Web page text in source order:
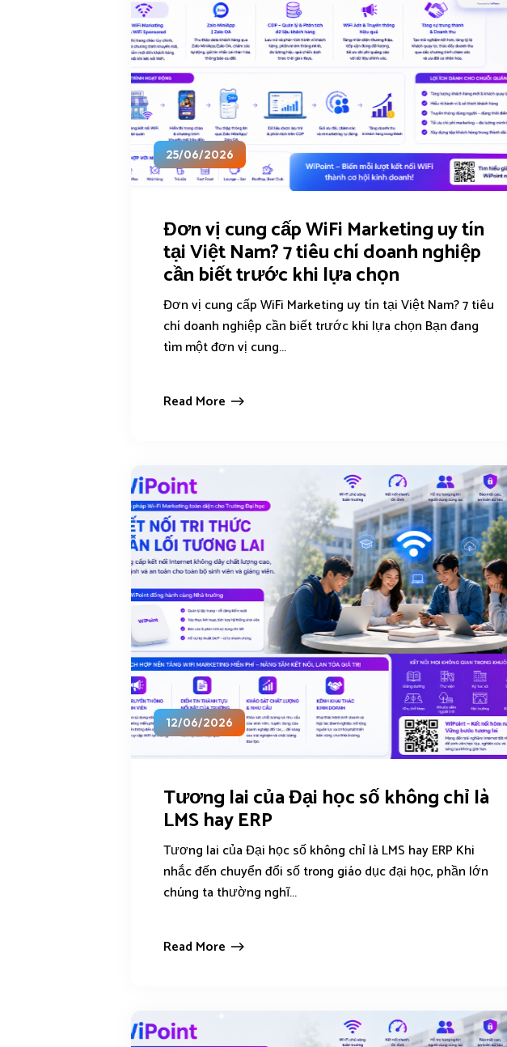
25/06/2026
Đơn vị cung cấp WiFi Marketing uy tín
tại Việt Nam? 7 tiêu chí doanh nghiệp
cần biết trước khi lựa chọn
Đơn vị cung cấp WiFi Marketing uy tín tại Việt Nam? 7 tiêu
chí doanh nghiệp cần biết trước khi lựa chọn Bạn đang
tìm một đơn vị cung...
Read More
12/06/2026
Tương lai của Đại học số không chỉ là
LMS hay ERP
Tương lai của Đại học số không chỉ là LMS hay ERP Khi
nhắc đến chuyển đổi số trong giáo dục đại học, phần lớn
chúng ta thường nghĩ...
Read More